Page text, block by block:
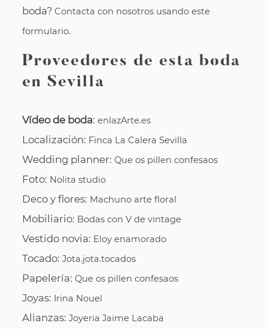
boda?Contacta con nosotros usando este
formulario.
Proveedores de esta boda
en Sevilla
Vídeo de boda:enlazArte.es
Localización: Finca La Calera Sevilla
Wedding planner:Que os pillen confesaos
Foto: Nolita studio
Deco y flores: Machuno arte floral
Mobiliario: Bodas con V de vintage
Vestido novia: Eloy enamorado
Tocado:Jota.jota.tocados
Papelería:Que os pillen confesaos
Joyas: Irina Nouel
Alianzas:Joyeria Jaime Lacaba